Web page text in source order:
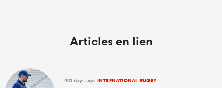
Articles en lien
401 days ago INTERNATIONAL RUGBY